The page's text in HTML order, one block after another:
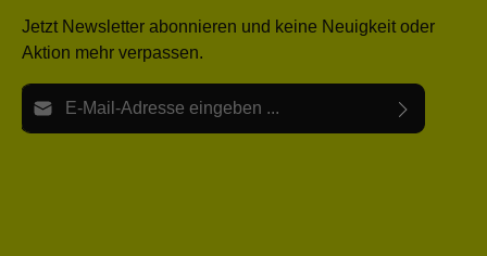
Jetzt Newsletter abonnieren und keine Neuigkeit oder
Aktion mehr verpassen.
E-Mail-Adresse*